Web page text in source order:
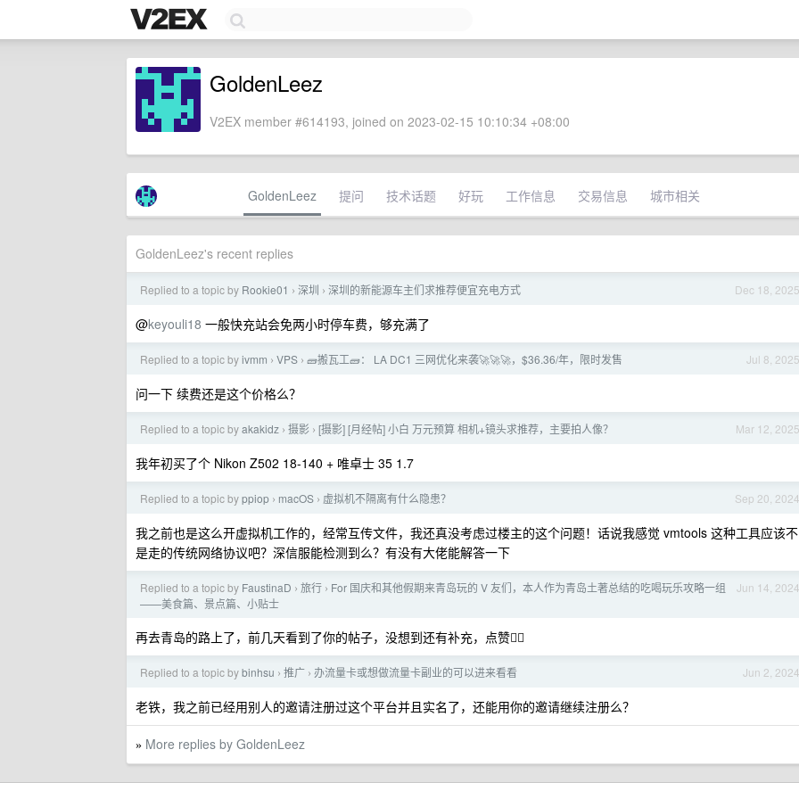
GoldenLeez
V2EX member #614193, joined on 2023-02-15 10:10:34 +08:00
GoldenLeez 提问 技术话题 好玩 工作信息 交易信息 城市相关
GoldenLeez's recent replies
Dec 18, 2025
Replied to a topic by Rookie01 › 深圳 › 深圳的新能源车主们求推荐便宜充电方式
@keyouli18 一般快充站会免两小时停车费，够充满了
Jul 8, 2025
Replied to a topic byivmm › VPS › 🧱搬瓦工🧱： LA DC1 三网优化来袭🚀🚀🚀，$36.36/年，限时发售
问一下 续费还是这个价格么？
Mar 12, 2025
Replied to a topic byakakidz › 摄影 › [摄影] [月经帖] 小白 万元预算 相机+镜头求推荐，主要拍人像？
我年初买了个 Nikon Z502 18-140 + 唯卓士 35 1.7
Sep 20, 2024
Replied to a topic byppiop › macOS › 虚拟机不隔离有什么隐患？
我之前也是这么开虚拟机工作的，经常互传文件，我还真没考虑过楼主的这个问题！话说我感觉 vmtools 这种工具应该不
是走的传统网络协议吧？深信服能检测到么？有没有大佬能解答一下
Jun 14, 2024
Replied to a topic by FaustinaD › 旅行 › For 国庆和其他假期来青岛玩的 V 友们，本人作为青岛土著总结的吃喝玩乐攻略一组
——美食篇、景点篇、小贴士
再去青岛的路上了，前几天看到了你的帖子，没想到还有补充，点赞👍🏻
Jun 2, 2024
Replied to a topic bybinhsu › 推广 › 办流量卡或想做流量卡副业的可以进来看看
老铁，我之前已经用别人的邀请注册过这个平台并且实名了，还能用你的邀请继续注册么？
» More replies by GoldenLeez